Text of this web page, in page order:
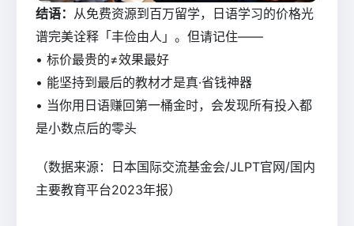
结语： 从免费资源到百万留学，日语学习的价格光
谱完美诠释「丰俭由人」。但请记住——
• 标价最贵的≠效果最好
• 能坚持到最后的教材才是真·省钱神器
• 当你用日语赚回第一桶金时，会发现所有投入都
是小数点后的零头
（数据来源：日本国际交流基金会/JLPT官网/国内
主要教育平台2023年报）